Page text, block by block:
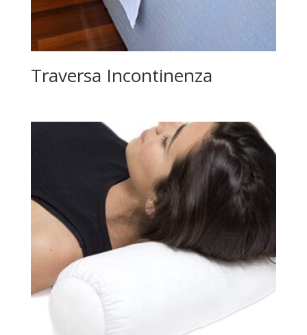
Traversa Incontinenza